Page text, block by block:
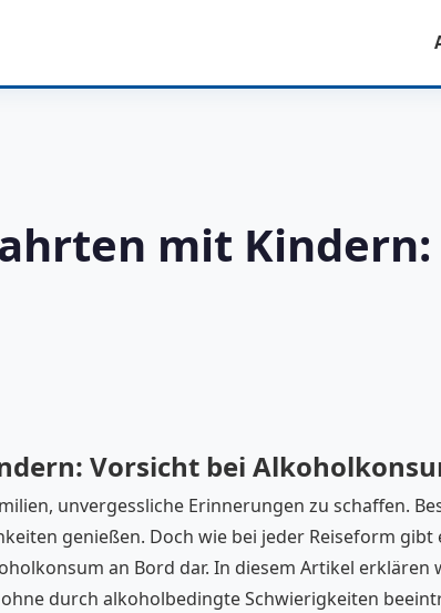
mit
Vorsicht bei
unvergessliche Erinnerungen zu schaffen.
genießen. Doch wie bei jeder Reiseform
an Bord dar. In diesem Artikel erklären
durch alkoholbedingte Schwierigkeiten